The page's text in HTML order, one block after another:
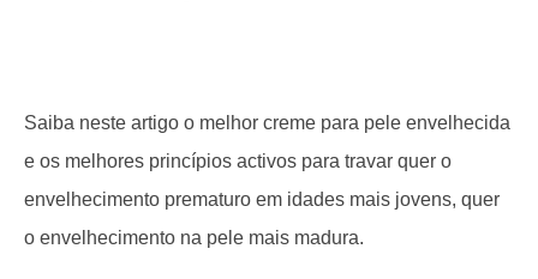
Saiba neste artigo o melhor creme para pele envelhecida
e os melhores princípios activos para travar quer o
envelhecimento prematuro em idades mais jovens, quer
o envelhecimento na pele mais madura.